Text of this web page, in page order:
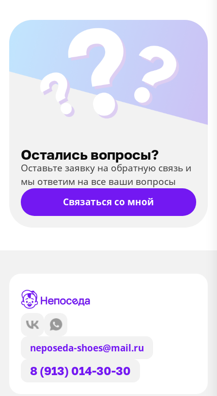
Остались вопросы?
Оставьте заявку на обратную связь и
мы ответим на все ваши вопросы
Связаться со мной
neposeda-shoes@mail.ru
8 (913) 014-30-30